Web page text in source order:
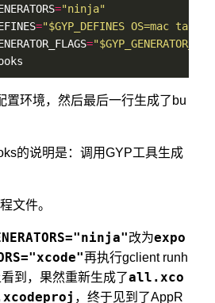
="ninja"
="$GYP_DEFINES OS=mac
=
置环境，然后最后一行生成了bu
的说明是：调用GYP工具生成
文件。
改为expo
再执行gclient runh
到，果然重新生成了all.xco
，终于见到了AppR